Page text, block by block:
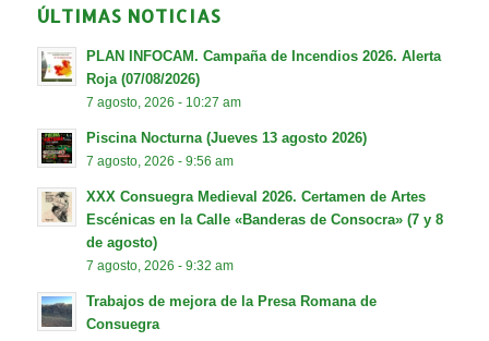
ÚLTIMAS NOTICIAS
PLAN INFOCAM. Campaña de Incendios 2026. Alerta
Roja (07/08/2026)
7 agosto, 2026 - 10:27 am
Piscina Nocturna (Jueves 13 agosto 2026)
7 agosto, 2026 - 9:56 am
XXX Consuegra Medieval 2026. Certamen de Artes
Escénicas en la Calle «Banderas de Consocra» (7 y 8
de agosto)
7 agosto, 2026 - 9:32 am
Trabajos de mejora de la Presa Romana de
Consuegra